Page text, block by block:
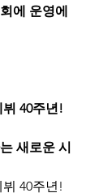
에 운영에
40주년!
새로운 시
40주년!